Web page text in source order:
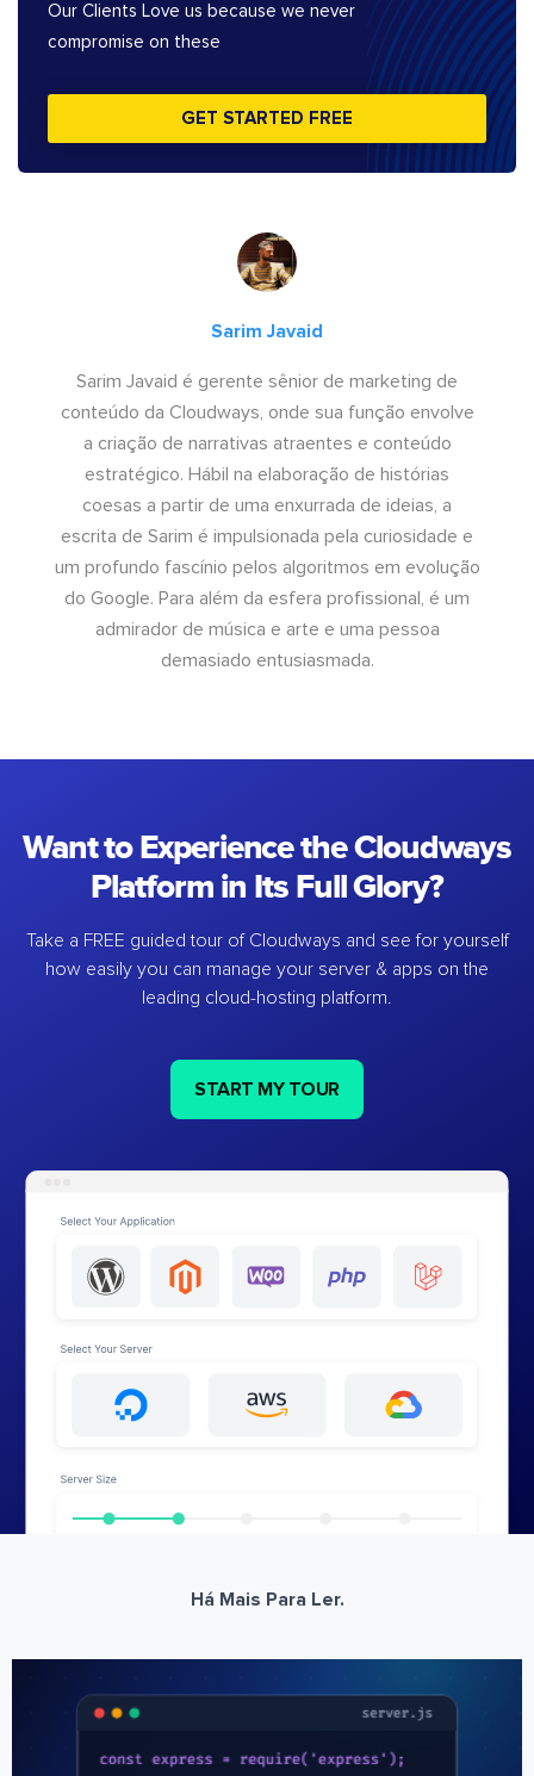
Our Clients Love us because we never
compromise on these
GET STARTED FREE
Sarim Javaid
Sarim Javaid é gerente sênior de marketing de
conteúdo da Cloudways, onde sua função envolve
a criação de narrativas atraentes e conteúdo
estratégico. Hábil na elaboração de histórias
coesas a partir de uma enxurrada de ideias, a
escrita de Sarim é impulsionada pela curiosidade e
um profundo fascínio pelos algoritmos em evolução
do Google. Para além da esfera profissional, é um
admirador de música e arte e uma pessoa
demasiado entusiasmada.
Want to Experience the Cloudways
Platform in Its Full Glory?
Take a FREE guided tour of Cloudways and see for yourself
how easily you can manage your server & apps on the
leading cloud-hosting platform.
START MY TOUR
Há Mais Para Ler.